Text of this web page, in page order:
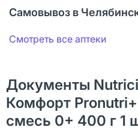
Самовывоз в
Смотреть все аптеки
Документы
Комфорт
смесь 0+ 400 г 1